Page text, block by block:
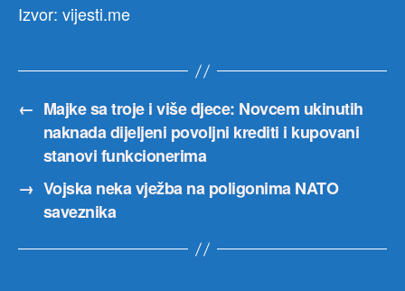
Izvor: vijesti.me
← Majke sa troje i više djece: Novcem ukinutih
naknada dijeljeni povoljni krediti i kupovani
stanovi funkcionerima
→ Vojska neka vježba na poligonima NATO
saveznika